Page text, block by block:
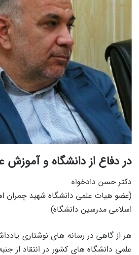
در دفاع از دانشگاه و آموزش
دکتر حسن دادخواه
(عضو هیات علمی دانشگاه شهید چمران
اسلامی مدرسین دانشگاه)
هر از گاهی در رسانه های نوشتاری
علمی دانشگاه های کشور در انتقاد از